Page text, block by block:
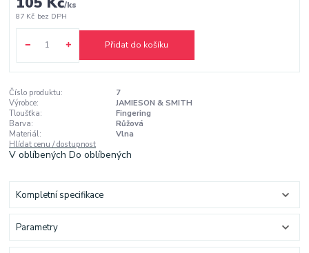
/ks
87 Kč bez DPH
Přidat do košíku
Číslo produktu:
7
Výrobce:
JAMIESON & SMITH
Tloušťka:
Fingering
Barva:
Růžová
Materiál:
Vlna
Hlídat cenu / dostupnost
V oblíbenýchDo oblíbených
Kompletní specifikace
Parametry